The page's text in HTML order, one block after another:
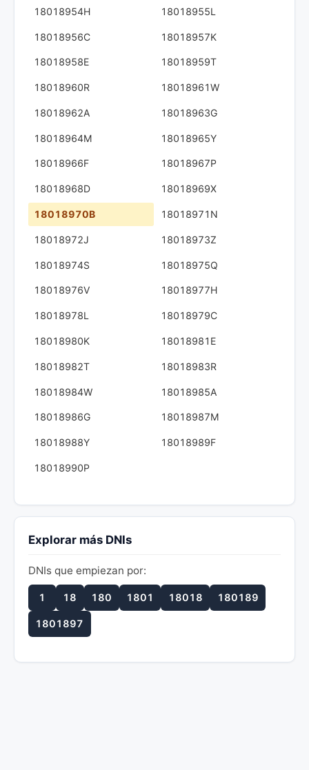
18018954H 18018955L
18018956C 18018957K
18018958E 18018959T
18018960R 18018961W
18018962A 18018963G
18018964M 18018965Y
18018966F 18018967P
18018968D 18018969X
18018970B 18018971N
18018972J 18018973Z
18018974S 18018975Q
18018976V 18018977H
18018978L 18018979C
18018980K 18018981E
18018982T 18018983R
18018984W 18018985A
18018986G 18018987M
18018988Y 18018989F
18018990P
Explorar más DNIs
DNIs que empiezan por:
1 18 180 1801 18018 180189
1801897